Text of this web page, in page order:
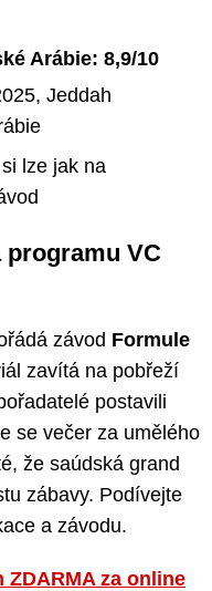
Arábie: 8,9/10
Jeddah
lze jak na
programu VC
závod Formule
zavítá na pobřeží
postavili
se večer za umělého
že saúdská grand
zábavy. Podívejte
a závodu.
za online